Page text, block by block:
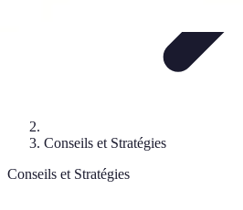
Conseils et Stratégies
Conseils et Stratégies